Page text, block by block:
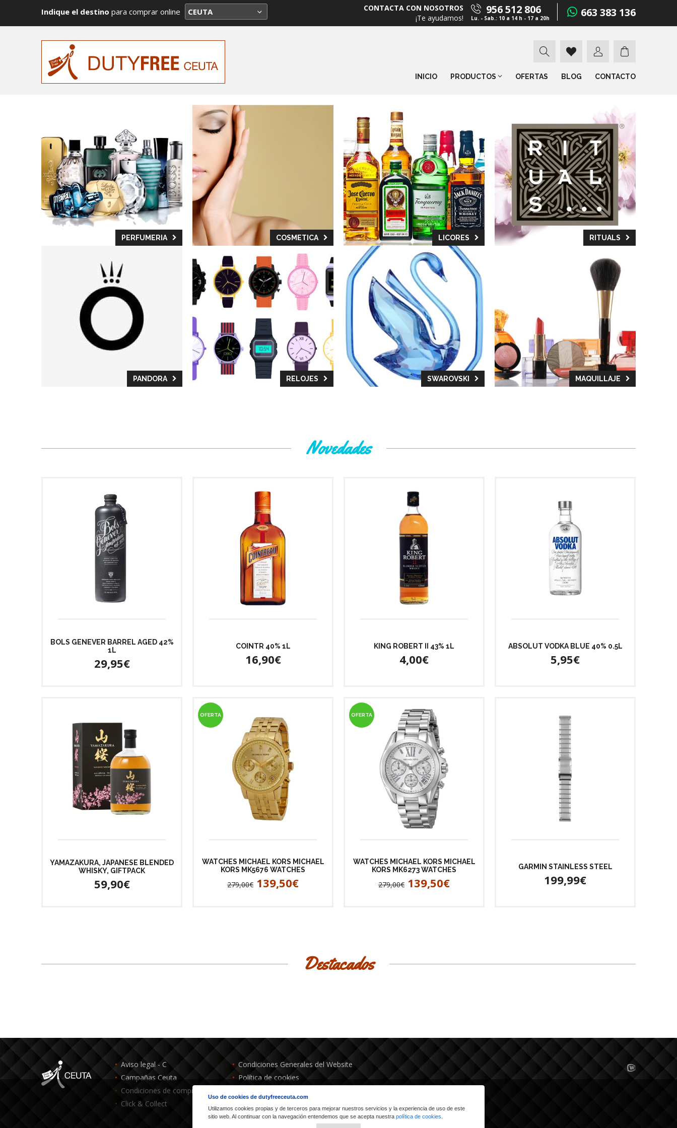
Indique el destino para comprar online 956 512 806
Lu. - Sab.: 10 a 14 h - 17 a 20h 663 383 136
CONTACTA CON NOSOTROS
¡Te ayudamos!
INICIO PRODUCTOS OFERTAS BLOG CONTACTO
PERFUMERIA COSMETICA LICORES RITUALS
PANDORA RELOJES SWAROVSKI MAQUILLAJE
Novedades
BOLS GENEVER BARREL AGED 42%
1L
29,95€
COINTR 40% 1L
16,90€
KING ROBERT II 43% 1L
4,00€
ABSOLUT VODKA BLUE 40% 0.5L
5,95€
YAMAZAKURA, JAPANESE BLENDED
WHISKY, GIFTPACK
59,90€
WATCHES MICHAEL KORS MICHAEL
KORS MK5676 WATCHES
279,00€ 139,50€
OFERTA
WATCHES MICHAEL KORS MICHAEL
KORS MK6273 WATCHES
279,00€ 139,50€
OFERTA
GARMIN STAINLESS STEEL
199,99€
Destacados
Aviso legal - C
Campañas Ceuta
Condiciones de compra - C
Click & Collect
Condiciones Generales del Website
Política de cookies
Uso de cookies de dutyfreeceuta.com
Utilizamos cookies propias y de terceros para mejorar nuestros servicios y la experiencia de uso de este
sitio web. Al continuar con la navegación entendemos que se acepta nuestra política de cookies